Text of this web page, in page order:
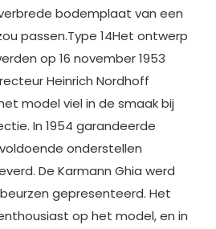
bodemplaat van een
passen.Type 14Het ontwerp
op 16 november 1953
Heinrich Nordhoff
model viel in de smaak bij
In 1954 garandeerde
onderstellen
De Karmann Ghia werd
gepresenteerd. Het
op het model, en in